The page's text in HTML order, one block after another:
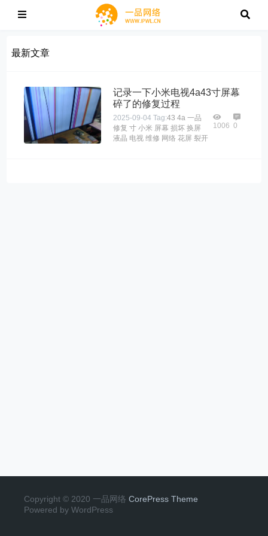
最新文章
记录一下小米电视4a43寸屏幕
碎了的修复过程
2025-09-04 Tag:43 4a 一品
修复 寸 小米 屏幕 损坏 换屏
液晶 电视 维修 网络 花屏 裂开
1006 0
Copyright © 2020 一品网络 CorePress Theme
Powered by WordPress